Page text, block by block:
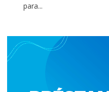
para...